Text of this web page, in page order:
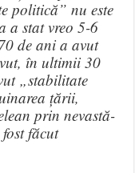
politică” nu este
a stat vreo 5-6
de ani a avut
în ultimii 30
„stabilitate
țării,
prin nevastă-
făcut